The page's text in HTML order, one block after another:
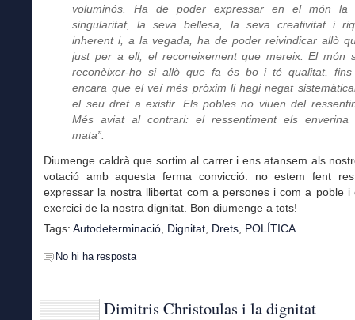
voluminós. Ha de poder expressar en el món la
singularitat, la seva bellesa, la seva creativitat i
inherent i, a la vegada, ha de poder reivindicar allò
just per a ell, el reconeixement que mereix. El món
reconèixer-ho si allò que fa és bo i té qualitat,
encara que el veí més pròxim li hagi negat
el seu dret a existir. Els pobles no viuen del
Més aviat al contrari: el ressentiment els
mata”.
Diumenge caldrà que sortim al carrer i ens atansem als
votació amb aquesta ferma convicció: no estem fent
expressar la nostra llibertat com a persones i com a poble i
exercici de la nostra dignitat. Bon diumenge a tots!
Tags: Autodeterminació, Dignitat, Drets, POLÍTICA
No hi ha resposta
Dimitris Christoulas i la dignitat